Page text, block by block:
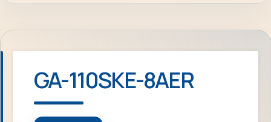
GA-110SKE-8AER